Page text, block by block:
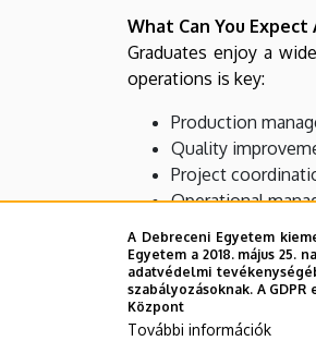
What Can You
Graduates enjoy a
operations is key:
Production
Quality
Project
Operational
Realizing your
What Makes Our
A Debreceni Egyetem
Egyetem a 2018. május
adatvédelmi
szabályozásoknak. A
Központ
További információk